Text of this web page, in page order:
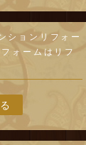
ションリフォー
ォームはリフ